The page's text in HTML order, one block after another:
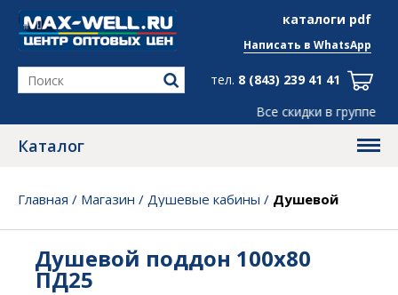
каталоги pdf
info@max-well.ru
Все скидки в группеTelegram, ←
Написать в WhatsApp
тел. 8 (843) 239 41 41
Каталог
Главная / Магазин / Душевые кабины / Душевой
Душевой поддон 100х80
ПД25